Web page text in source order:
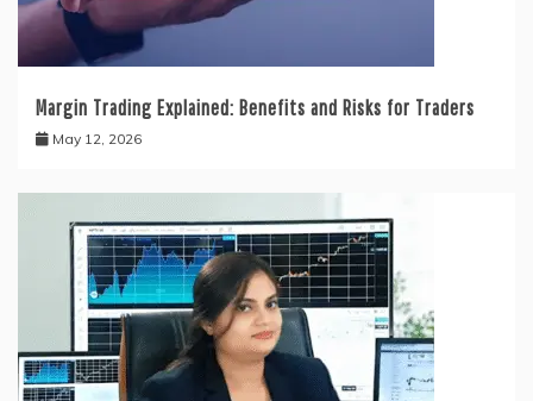
Margin Trading Explained: Benefits and Risks for Traders
May 12, 2026